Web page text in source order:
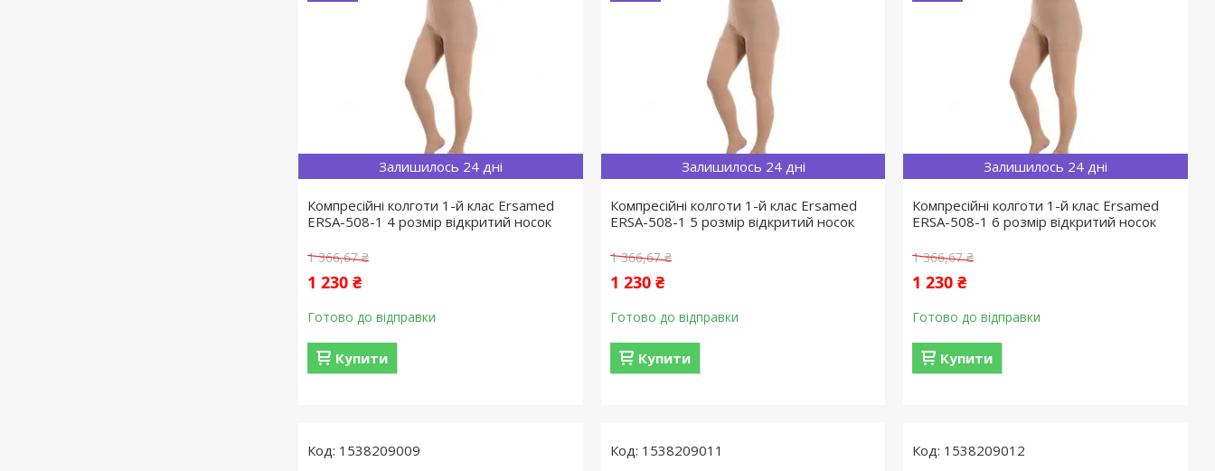
Залишилось 24 дні
Компресійні колготи 1-й клас Ersamed
ERSA-508-1 4 розмір відкритий носок
1 366,67 ₴
1 230 ₴
Готово до відправки
Купити
Залишилось 24 дні
Компресійні колготи 1-й клас Ersamed
ERSA-508-1 5 розмір відкритий носок
1 366,67 ₴
1 230 ₴
Готово до відправки
Купити
Залишилось 24 дні
Компресійні колготи 1-й клас Ersamed
ERSA-508-1 6 розмір відкритий носок
1 366,67 ₴
1 230 ₴
Готово до відправки
Купити
1538209009 1538209011 1538209012